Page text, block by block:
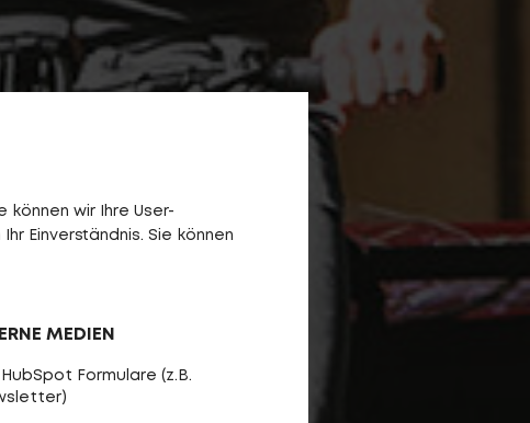
wir Ihre User-
Einverständnis. Sie können
MEDIEN
HubSpot Formulare (z.B.